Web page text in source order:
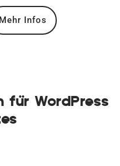
Mehr Infos
für WordPress